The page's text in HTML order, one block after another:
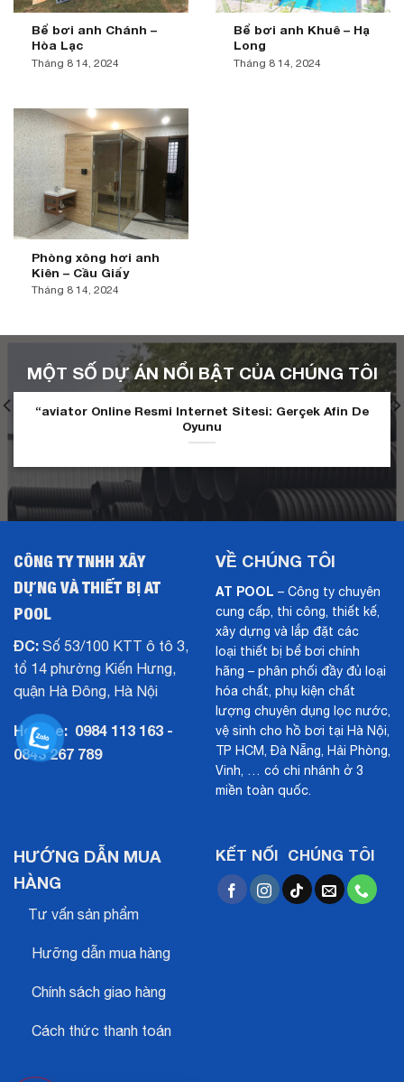
Bể bơi anh Chánh –
Hòa Lạc
Tháng 8 14, 2024
Bể bơi anh Khuê – Hạ
Long
Tháng 8 14, 2024
Phòng xông hơi anh
Kiên – Cầu Giấy
Tháng 8 14, 2024
MỘT SỐ DỰ ÁN NỔI BẬT CỦA CHÚNG TÔI
“aviator Online Resmi Internet Sitesi: Gerçek Afin De
Oyunu
CÔNG TY TNHH XÂY
DỰNG VÀ THIẾT BỊ AT
POOL
ĐC: Số 53/100 KTT ô tô 3,
tổ 14 phường Kiến Hưng,
quận Hà Đông, Hà Nội
Hotline: 0984 113 163 -
0843 267 789
VỀ CHÚNG TÔI
AT POOL – Công ty chuyên
cung cấp, thi công, thiết kế,
xây dựng và lắp đặt các
loại thiết bị bể bơi chính
hãng – phân phối đầy đủ loại
hóa chất, phụ kiện chất
lượng chuyên dụng lọc nước,
vệ sinh cho hồ bơi tại Hà Nội,
TP HCM, Đà Nẵng, Hải Phòng,
Vinh, … có chi nhánh ở 3
miền toàn quốc.
HƯỚNG DẪN MUA
HÀNG
Tư vấn sản phẩm
Hưỡng dẫn mua hàng
Chính sách giao hàng
Cách thức thanh toán
KẾT NỐI CHÚNG TÔI